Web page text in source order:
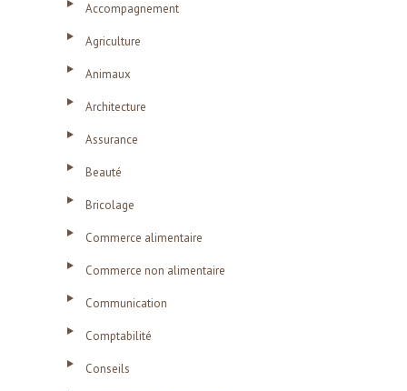
Accompagnement
Agriculture
Animaux
Architecture
Assurance
Beauté
Bricolage
Commerce alimentaire
Commerce non alimentaire
Communication
Comptabilité
Conseils